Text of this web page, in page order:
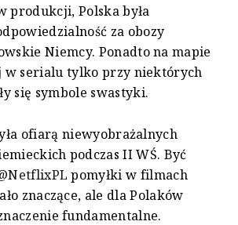
produkcji, Polska była
za obozy
Niemcy. Ponadto na mapie
w serialu tylko przy niektórych
się symbole swastyki.
ofiarą niewyobrażalnych
podczas II WŚ. Być
pomyłki w filmach
znaczące, ale dla Polaków
fundamentalne.